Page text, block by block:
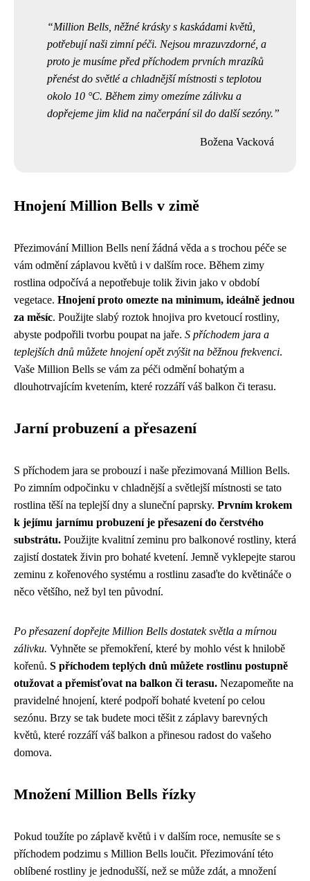
Million Bells, něžné krásky s kaskádami květů,
potřebují naši zimní péči. Nejsou mrazuvzdorné, a
proto je musíme před příchodem prvních mrazíků
přenést do světlé a chladnější místnosti s teplotou
okolo 10 °C. Během zimy omezíme zálivku a
dopřejeme jim klid na načerpání sil do další sezóny.
Božena Vacková
Hnojení Million Bells v zimě
Přezimování Million Bells není žádná věda a s trochou péče se
vám odmění záplavou květů i v dalším roce. Během zimy
rostlina odpočívá a nepotřebuje tolik živin jako v období
vegetace. Hnojení proto omezte na minimum, ideálně jednou
za měsíc. Použijte slabý roztok hnojiva pro kvetoucí rostliny,
abyste podpořili tvorbu poupat na jaře. S příchodem jara a
teplejších dnů můžete hnojení opět zvýšit na běžnou frekvenci.
Vaše Million Bells se vám za péči odmění bohatým a
dlouhotrvajícím kvetením, které rozzáří váš balkon či terasu.
Jarní probuzení a přesazení
S příchodem jara se probouzí i naše přezimovaná Million Bells.
Po zimním odpočinku v chladnější a světlejší místnosti se tato
rostlina těší na teplejší dny a sluneční paprsky. Prvním krokem
k jejímu jarnímu probuzení je přesazení do čerstvého
substrátu. Použijte kvalitní zeminu pro balkonové rostliny, která
zajistí dostatek živin pro bohaté kvetení. Jemně vyklepejte starou
zeminu z kořenového systému a rostlinu zasaďte do květináče o
něco většího, než byl ten původní.
Po přesazení dopřejte Million Bells dostatek světla a mírnou
zálivku. Vyhněte se přemokření, které by mohlo vést k hnilobě
kořenů. S příchodem teplých dnů můžete rostlinu postupně
otužovat a přemisťovat na balkon či terasu. Nezapomeňte na
pravidelné hnojení, které podpoří bohaté kvetení po celou
sezónu. Brzy se tak budete moci těšit z záplavy barevných
květů, které rozzáří váš balkon a přinesou radost do vašeho
domova.
Množení Million Bells řízky
Pokud toužíte po záplavě květů i v dalším roce, nemusíte se s
příchodem podzimu s Million Bells loučit. Přezimování této
oblíbené rostliny je jednodušší, než se může zdát, a množení